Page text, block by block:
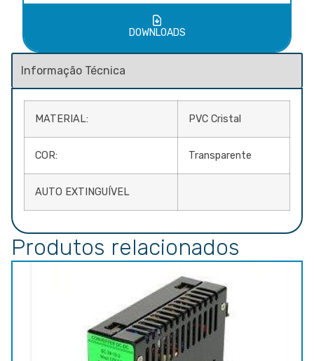
DOWNLOADS
MATERIAL: PVC Cristal
COR: Transparente
AUTO EXTINGUÍVEL
Produtos relacionados